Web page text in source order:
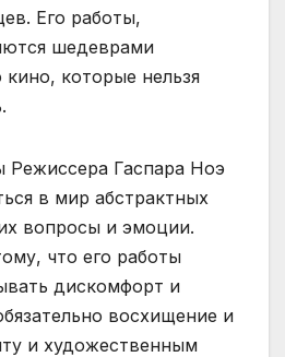
Его работы,
шедеврами
кино, которые нельзя
Гаспара Ноэ
в мир абстрактных
вопросы и эмоции.
что его работы
дискомфорт и
восхищение и
и художественным